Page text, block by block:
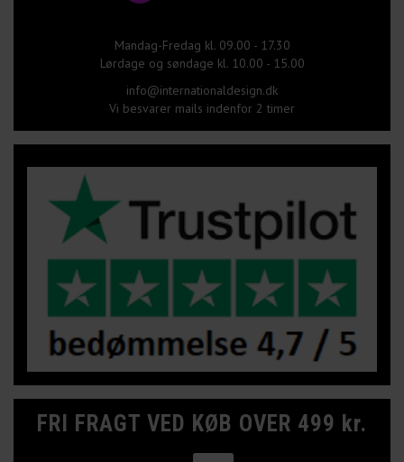
Mandag-Fredag kl. 09.00 - 17.30
Lørdage og søndage kl. 10.00 - 15.00
info@internationaldesign.dk
Vi besvarer mails indenfor 2 timer
FRI FRAGT VED KØB OVER 499 kr.